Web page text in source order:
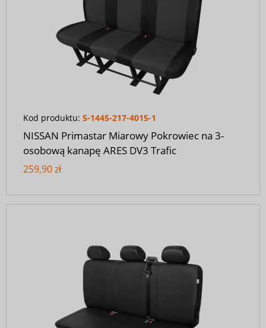
Kod produktu: 5-1445-217-4015-1
NISSAN Primastar Miarowy Pokrowiec na 3-
osobową kanapę ARES DV3 Trafic
259,90 zł